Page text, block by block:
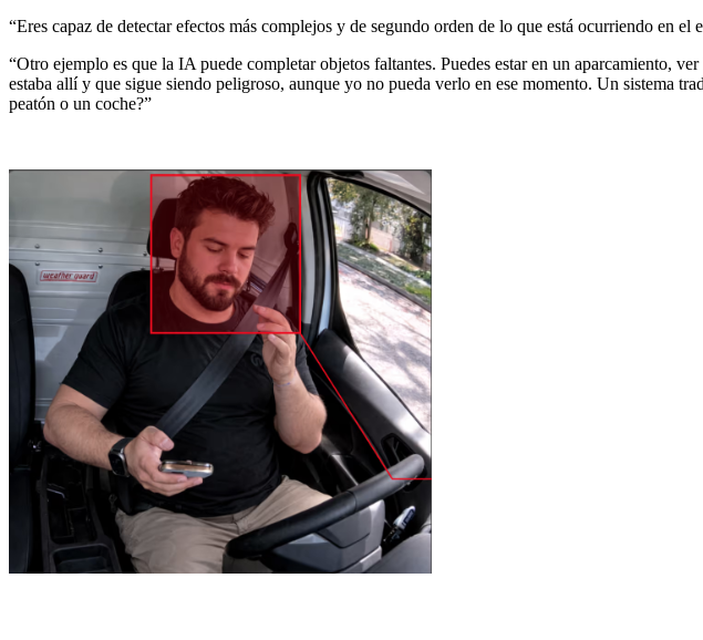
“Eres capaz de detectar efectos más complejos y de segundo orden de lo que está ocurriendo
“Otro ejemplo es que la IA puede completar objetos faltantes. Puedes estar en un aparcamiento,
estaba allí y que sigue siendo peligroso, aunque yo no pueda verlo en ese momento. Un sistema
peatón o un coche?”